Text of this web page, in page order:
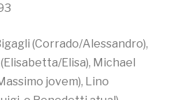
(Corrado/Alessandro),
Elisa), Michael
jovem), Lino